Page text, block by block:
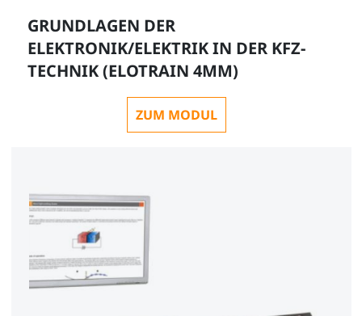
GRUNDLAGEN DER
ELEKTRONIK/ELEKTRIK IN DER KFZ-
TECHNIK (ELOTRAIN 4MM)
ZUM MODUL